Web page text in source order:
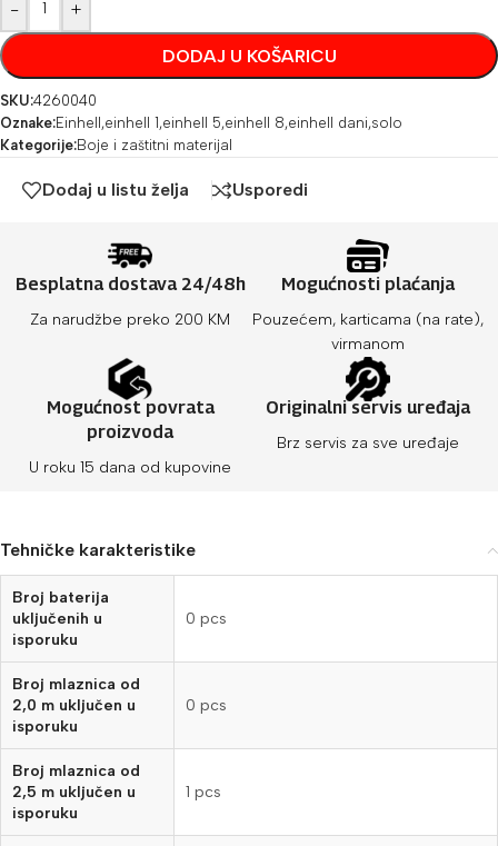
- +
DODAJ U KOŠARICU
SKU:4260040
Oznake:Einhell ,einhell 1 ,einhell 5,einhell 8,einhell dani,solo
Kategorije:Boje i zaštitni materijal
Dodaj u listu želja Usporedi
Besplatna dostava 24/48h
Za narudžbe preko 200 KM
Mogućnosti plaćanja
Pouzećem, karticama (na rate),
virmanom
Mogućnost povrata
proizvoda
U roku 15 dana od kupovine
Originalni servis uređaja
Brz servis za sve uređaje
Tehničke karakteristike
Broj baterija
uključenih u
isporuku
0 pcs
Broj mlaznica od
2,0 m uključen u
isporuku
0 pcs
Broj mlaznica od
2,5 m uključen u
isporuku
1 pcs